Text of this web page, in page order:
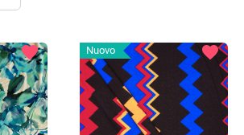
favorite Nuovo favorite